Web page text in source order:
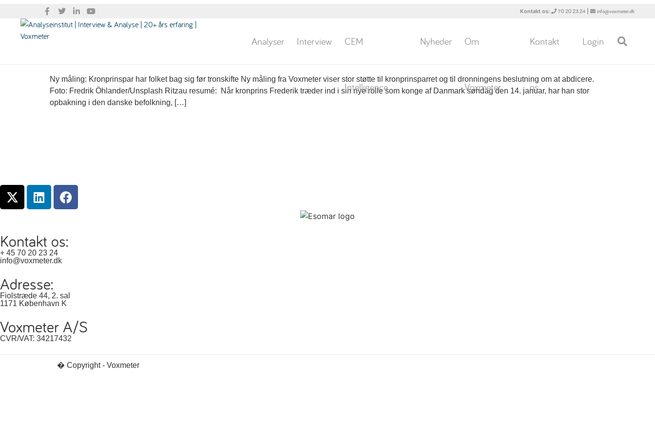
Kontakt os: 70 20 23 24 | info@voxmeter.dk
Analyser Interview CEM
Intelligence
Nyheder Om
Voxmeter
Kontakt
os
Login
Tag:Kronprinspar
Samfund: Ny måling: Kronprinspar har folket bag sig før tronskifte
Ny måling: Kronprinspar har folket bag sig før tronskifte Ny måling fra Voxmeter viser stor støtte til kronprinsparret og til dronningens beslutning om at abdicere.
Foto: Fredrik Öhlander/Unsplash Ritzau resumé: Når kronprins Frederik træder ind i sin nye rolle som konge af Danmark søndag den 14. januar, har han stor
opbakning i den danske befolkning, […]
Kontakt os:
+ 45 70 20 23 24
info@voxmeter.dk
Adresse:
Fiolstræde 44, 2. sal
1171 København K
Voxmeter A/S
CVR/VAT: 34217432
� Copyright - Voxmeter